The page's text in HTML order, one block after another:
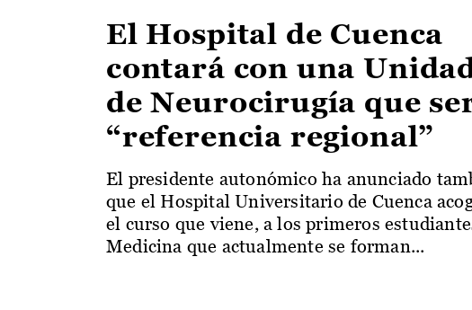
El Hospital de Cuenca
contará con una
de Neurocirugía que
“referencia regional”
El presidente autonómico ha anunciado
que el Hospital Universitario de Cuenca
el curso que viene, a los primeros
Medicina que actualmente se forman...